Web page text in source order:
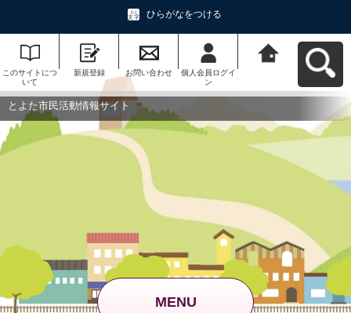
ひらがなをつける
このサイトにつ
いて
新規登録 お問い合わせ
個人会員ログイ
ン
る
とよた市民活動情報サイト
MENU